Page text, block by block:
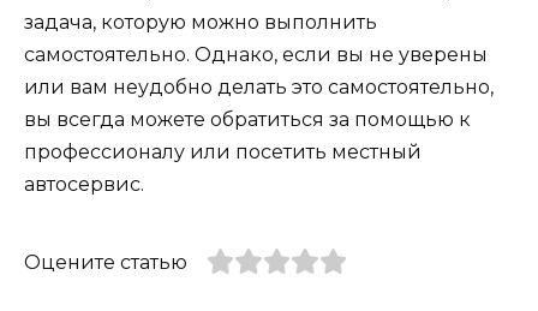
задача, которую можно выполнить
самостоятельно. Однако, если вы не уверены
или вам неудобно делать это самостоятельно,
вы всегда можете обратиться за помощью к
профессионалу или посетить местный
автосервис.
Оцените статью